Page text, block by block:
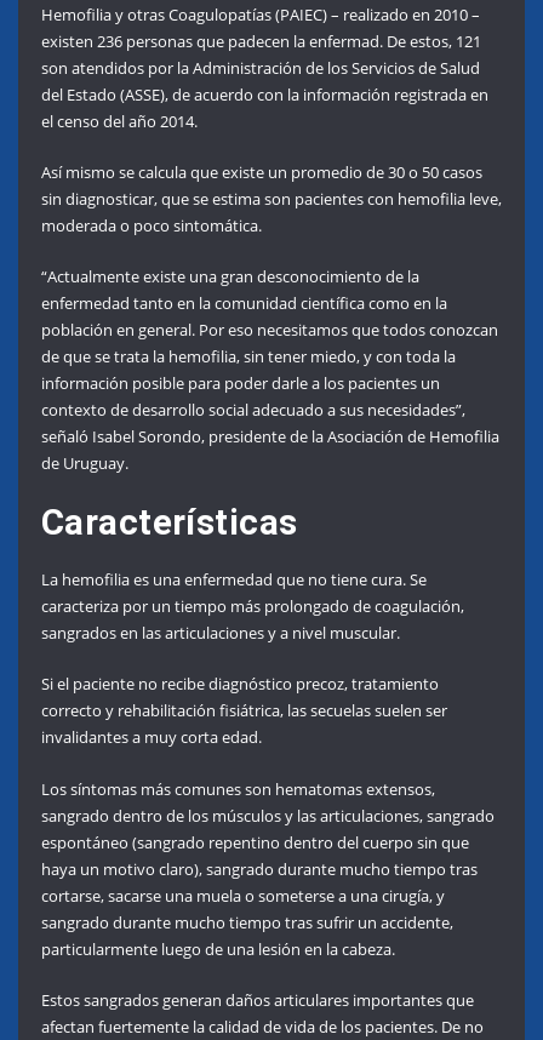
Hemofilia y otras Coagulopatías (PAIEC) – realizado en 2010 –
existen 236 personas que padecen la enfermad. De estos, 121
son atendidos por la Administración de los Servicios de Salud
del Estado (ASSE), de acuerdo con la información registrada en
el censo del año 2014.
Así mismo se calcula que existe un promedio de 30 o 50 casos
sin diagnosticar, que se estima son pacientes con hemofilia leve,
moderada o poco sintomática.
“Actualmente existe una gran desconocimiento de la
enfermedad tanto en la comunidad científica como en la
población en general. Por eso necesitamos que todos conozcan
de que se trata la hemofilia, sin tener miedo, y con toda la
información posible para poder darle a los pacientes un
contexto de desarrollo social adecuado a sus necesidades”,
señaló Isabel Sorondo, presidente de la Asociación de Hemofilia
de Uruguay.
Características
La hemofilia es una enfermedad que no tiene cura. Se
caracteriza por un tiempo más prolongado de coagulación,
sangrados en las articulaciones y a nivel muscular.
Si el paciente no recibe diagnóstico precoz, tratamiento
correcto y rehabilitación fisiátrica, las secuelas suelen ser
invalidantes a muy corta edad.
Los síntomas más comunes son hematomas extensos,
sangrado dentro de los músculos y las articulaciones, sangrado
espontáneo (sangrado repentino dentro del cuerpo sin que
haya un motivo claro), sangrado durante mucho tiempo tras
cortarse, sacarse una muela o someterse a una cirugía, y
sangrado durante mucho tiempo tras sufrir un accidente,
particularmente luego de una lesión en la cabeza.
Estos sangrados generan daños articulares importantes que
afectan fuertemente la calidad de vida de los pacientes. De no